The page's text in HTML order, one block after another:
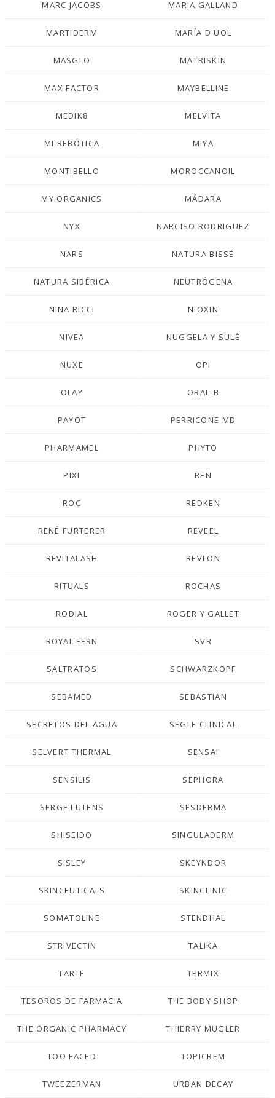
MARC JACOBS MARIA GALLAND
MARTIDERM MARÍA D'UOL
MASGLO MATRISKIN
MAX FACTOR MAYBELLINE
MEDIK8 MELVITA
MI REBÓTICA MIYA
MONTIBELLO MOROCCANOIL
MY.ORGANICS MÁDARA
NYX NARCISO RODRIGUEZ
NARS NATURA BISSÉ
NATURA SIBÉRICA NEUTRÓGENA
NINA RICCI NIOXIN
NIVEA NUGGELA Y SULÉ
NUXE OPI
OLAY ORAL-B
PAYOT PERRICONE MD
PHARMAMEL PHYTO
PIXI REN
ROC REDKEN
RENÉ FURTERER REVEEL
REVITALASH REVLON
RITUALS ROCHAS
RODIAL ROGER Y GALLET
ROYAL FERN SVR
SALTRATOS SCHWARZKOPF
SEBAMED SEBASTIAN
SECRETOS DEL AGUA SEGLE CLINICAL
SELVERT THERMAL SENSAI
SENSILIS SEPHORA
SERGE LUTENS SESDERMA
SHISEIDO SINGULADERM
SISLEY SKEYNDOR
SKINCEUTICALS SKINCLINIC
SOMATOLINE STENDHAL
STRIVECTIN TALIKA
TARTE TERMIX
TESOROS DE FARMACIA THE BODY SHOP
THE ORGANIC PHARMACY THIERRY MUGLER
TOO FACED TOPICREM
TWEEZERMAN URBAN DECAY